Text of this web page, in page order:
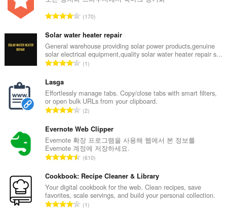
할
습
니
This
can
store
unlimited
client-
side
data.
총
급
수
:
170
Solar water heater repair
General warehouse providing solar power products,genuine
solar electrical equipment,quality solar water heater repair s...
총
수
:
1
Lasga
Effortlessly manage tabs. Copy/close tabs with smart filters,
or open bulk URLs from your clipboard.
총
급
수
:
2
Evernote Web Clipper
Evernote 확장 프로그램을 사용해 웹에서 본 정보를
Evernote 계정에 저장하세요.
총
급
수
:
610
Cookbook: Recipe Cleaner & Library
Your digital cookbook for the web. Clean recipes, save
favorites, scale servings, and build your personal collection.
총
1